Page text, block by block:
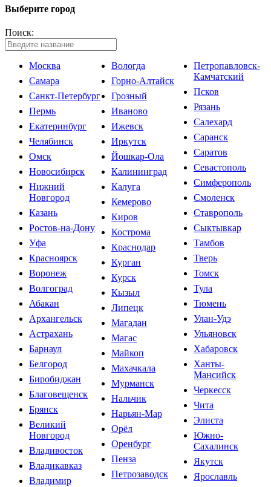
Выберите город
Поиск:
Москва
Самара
Санкт-Петербург
Пермь
Екатеринбург
Челябинск
Омск
Новосибирск
Нижний
Новгород
Казань
Ростов-на-Дону
Уфа
Красноярск
Воронеж
Волгоград
Абакан
Архангельск
Астрахань
Барнаул
Белгород
Биробиджан
Благовещенск
Брянск
Великий
Новгород
Владивосток
Владикавказ
Владимир
Вологда
Горно-Алтайск
Грозный
Иваново
Ижевск
Иркутск
Йошкар-Ола
Калининград
Калуга
Кемерово
Киров
Кострома
Краснодар
Курган
Курск
Кызыл
Липецк
Магадан
Магас
Майкоп
Махачкала
Мурманск
Нальчик
Нарьян-Мар
Орёл
Оренбург
Пенза
Петрозаводск
Петропавловск-
Камчатский
Псков
Рязань
Салехард
Саранск
Саратов
Севастополь
Симферополь
Смоленск
Ставрополь
Сыктывкар
Тамбов
Тверь
Томск
Тула
Тюмень
Улан-Удэ
Ульяновск
Хабаровск
Ханты-
Мансийск
Черкесск
Чита
Элиста
Южно-
Сахалинск
Якутск
Ярославль